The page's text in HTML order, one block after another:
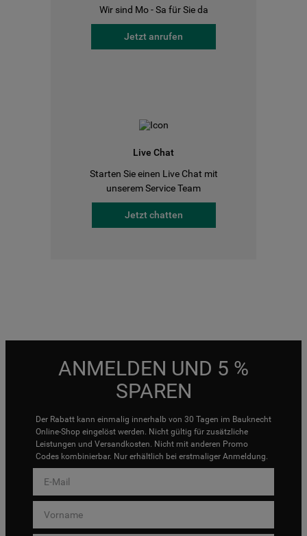
Wir sind Mo - Sa für Sie da
Jetzt anrufen
Live Chat
Starten Sie einen Live Chat mit
unserem Service Team
Jetzt chatten
ANMELDEN UND 5 %
SPAREN
Der Rabatt kann einmalig innerhalb von 30 Tagen im Bauknecht
Online-Shop eingelöst werden. Nicht gültig für zusätzliche
Leistungen und Versandkosten. Nicht mit anderen Promo
Codes kombinierbar. Nur erhältlich bei erstmaliger Anmeldung.